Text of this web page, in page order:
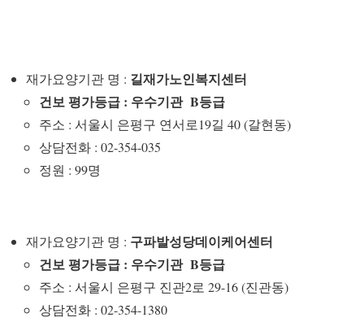
재가요양기관 명 : 길재가노인복지센터
건보 평가등급 : 우수기관 B등급
주소 : 서울시 은평구 연서로19길 40 (갈현동)
상담전화 : 02-354-035
정원 : 99명
재가요양기관 명 : 구파발성당데이케어센터
건보 평가등급 : 우수기관 B등급
주소 : 서울시 은평구 진관2로 29-16 (진관동)
상담전화 : 02-354-1380